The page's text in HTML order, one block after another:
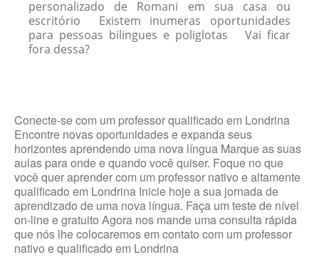
personalizado de Romani em sua casa ou
escritório Existem inumeras oportunidades
para pessoas bilingues e poliglotas Vai ficar
fora dessa?
Conecte-se com um professor qualificado em Londrina
Encontre novas oportunidades e expanda seus
horizontes aprendendo uma nova língua Marque as suas
aulas para onde e quando você quiser. Foque no que
você quer aprender com um professor nativo e altamente
qualificado em Londrina Inicie hoje a sua jornada de
aprendizado de uma nova língua. Faça um teste de nível
on-line e gratuito Agora nos mande uma consulta rápida
que nós lhe colocaremos em contato com um professor
nativo e qualificado em Londrina